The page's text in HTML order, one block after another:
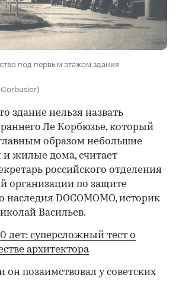
под первым этажом здания
здание нельзя назвать
Ле Корбюзье, который
образом небольшие
жилые дома, считает
российского отделения
организации по защите
наследия DOCOMOMO, историк
Васильев.
лет: суперсложный тест о
архитектора
он позаимствовал у советских